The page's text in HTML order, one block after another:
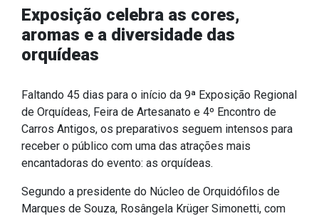
Saúde
IPTU 2026
Nota Fiscal Eletrônica
Ouvidoria
Portal do Servidor
Exposição celebra as cores,
aromas e a diversidade das
orquídeas
Faltando 45 dias para o início da 9ª Exposição Regional
de Orquídeas, Feira de Artesanato e 4º Encontro de
Carros Antigos, os preparativos seguem intensos para
receber o público com uma das atrações mais
encantadoras do evento: as orquídeas.
Segundo a presidente do Núcleo de Orquidófilos de
Marques de Souza, Rosângela Krüger Simonetti, com